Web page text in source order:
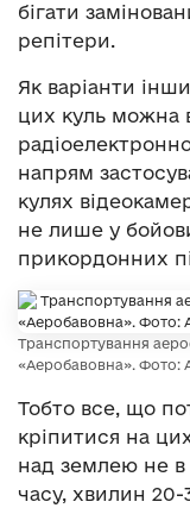
бігати
репітери.
Як варіанти
цих куль можна
напрям
кулях
не лише у
прикордонних
Транспортування
«Аеробавовна». Фото:
Тобто все, що
кріпитися на
над землею не в
часу, хвилин